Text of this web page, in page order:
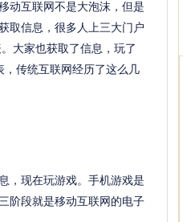
动互联网不是大泡沫，但是
取信息，很多人上三大门户
大家也获取了信息，玩了
传统互联网经历了这么几
，现在玩游戏。手机游戏是
阶段就是移动互联网的电子